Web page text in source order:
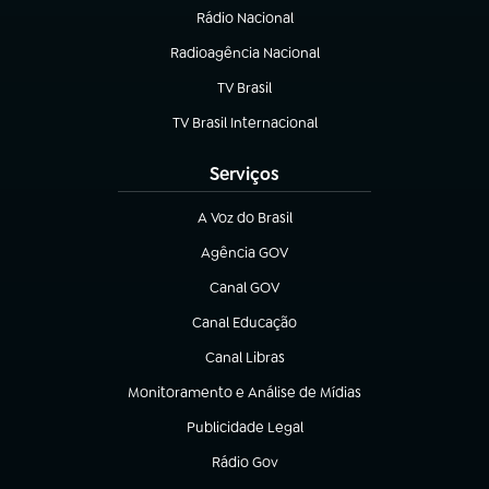
Rádio Nacional
Radioagência Nacional
(abre em nova aba)
TV Brasil
(abre em nova aba)
TV Brasil Internacional
(abre em nova aba)
Serviços
A Voz do Brasil
(abre em nova aba)
Agência GOV
(abre em nova aba)
Canal GOV
(abre em nova aba)
Canal Educação
(abre em nova aba)
Canal Libras
(abre em nova aba)
Monitoramento e Análise de Mídias
(abre em nova aba)
Publicidade Legal
(abre em nova aba)
Rádio Gov
(abre em nova aba)